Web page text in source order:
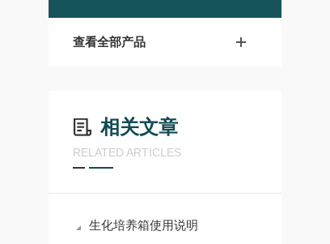
查看全部产品
相关文章
RELATED ARTICLES
生化培养箱使用说明